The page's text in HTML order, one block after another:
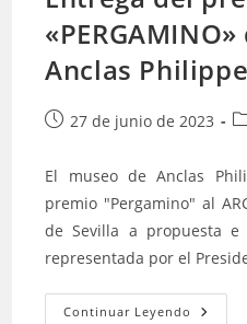
Anclas
Publicación
la
entrada:
27 de junio de 2023
la
El museo de Anclas
premio "Pergamino" al
de Sevilla a propuesta
representada por el
Continuar Leyendo Entrega